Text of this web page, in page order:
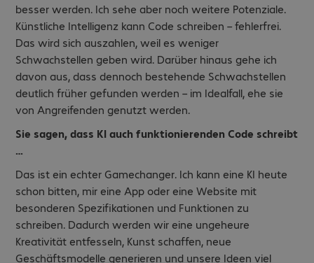
besser werden. Ich sehe aber noch weitere Potenziale.
Künstliche Intelligenz kann Code schreiben – fehlerfrei.
Das wird sich auszahlen, weil es weniger
Schwachstellen geben wird. Darüber hinaus gehe ich
davon aus, dass dennoch bestehende Schwachstellen
deutlich früher gefunden werden – im Idealfall, ehe sie
von Angreifenden genutzt werden.
Sie sagen, dass KI auch funktionierenden Code schreibt
…
Das ist ein echter Gamechanger. Ich kann eine KI heute
schon bitten, mir eine App oder eine Website mit
besonderen Spezifikationen und Funktionen zu
schreiben. Dadurch werden wir eine ungeheure
Kreativität entfesseln, Kunst schaffen, neue
Geschäftsmodelle generieren und unsere Ideen viel